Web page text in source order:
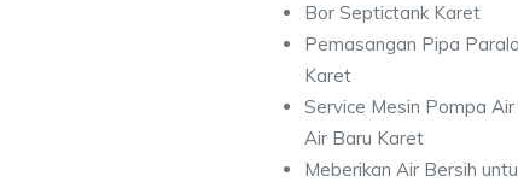
Bor Septictank Karet
Pemasangan Pipa
Karet
Service Mesin Pompa
Air Baru Karet
Meberikan Air Bersih